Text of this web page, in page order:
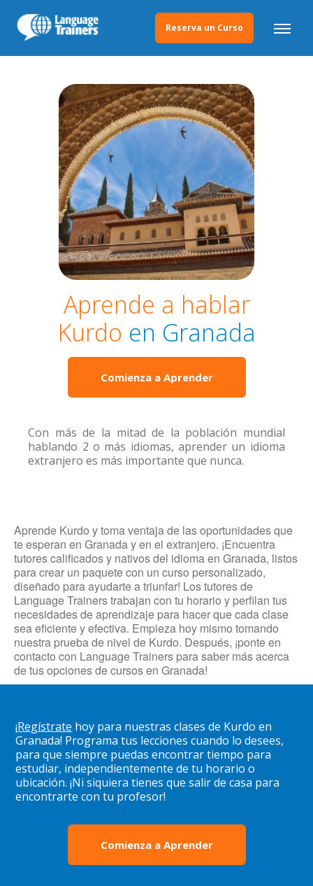
Reserva un Curso
Aprende a hablar
Kurdo en Granada
Comienza a Aprender
Con más de la mitad de la población mundial
hablando 2 o más idiomas, aprender un idioma
extranjero es más importante que nunca.
Aprende Kurdo y toma ventaja de las oportunidades que
te esperan en Granada y en el extranjero. ¡Encuentra
tutores calificados y nativos del idioma en Granada, listos
para crear un paquete con un curso personalizado,
diseñado para ayudarte a triunfar! Los tutores de
Language Trainers trabajan con tu horario y perfilan tus
necesidades de aprendizaje para hacer que cada clase
sea eficiente y efectiva. Empieza hoy mismo tomando
nuestra prueba de nivel de Kurdo. Después, ¡ponte en
contacto con Language Trainers para saber más acerca
de tus opciones de cursos en Granada!
¡Regístrate hoy para nuestras clases de Kurdo en
Granada! Programa tus lecciones cuando lo desees,
para que siempre puedas encontrar tiempo para
estudiar, independientemente de tu horario o
ubicación. ¡Ni siquiera tienes que salir de casa para
encontrarte con tu profesor!
Comienza a Aprender